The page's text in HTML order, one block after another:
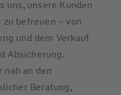
uns, unsere Kunden
betreuen – von
und dem Verkauf
Absicherung.
an den
Beratung,